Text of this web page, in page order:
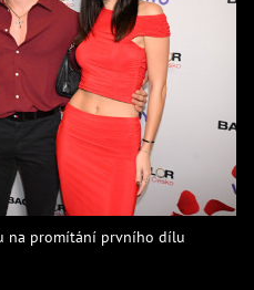
na promítání prvního dílu